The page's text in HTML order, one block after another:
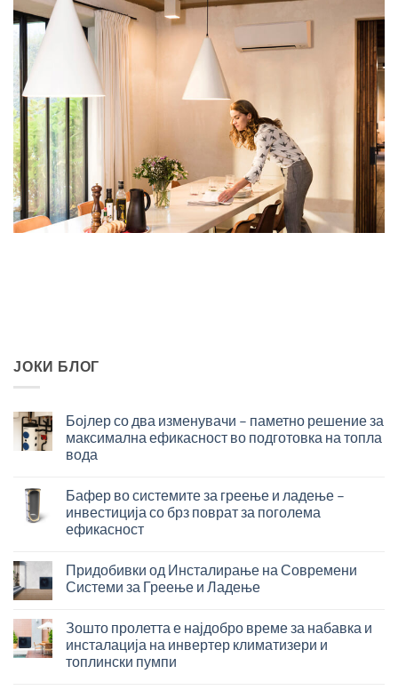
ЈОКИ БЛОГ
Бојлер со два изменувачи – паметно решение за
максимална ефикасност во подготовка на топла
вода
со
изменувачи
–
решение
за
максимална
во
подготовка
Бафер во системите за греење и ладење –
инвестиција со брз поврат за поголема
ефикасност
во
системите
за
и
ладење
инвестиција
Придобивки од Инсталирање на Современи
Системи за Греење и Ладење
од
Инсталирање
на
Современи
Зошто пролетта е најдобро време за набавка и
инсталација на инвертер климатизери и
топлински пумпи